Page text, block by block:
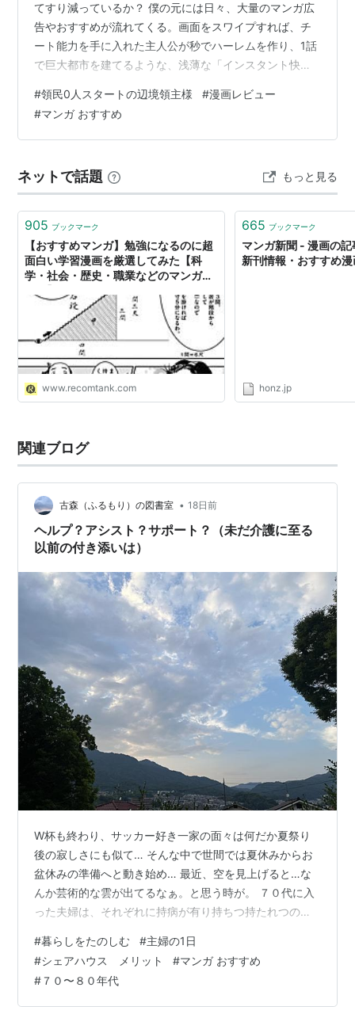
てすり減っているか？ 僕の元には日々、大量のマンガ広
告やおすすめが流れてくる。画面をスワイプすれば、チ
ート能力を手に入れた主人公が秒でハーレムを作り、1話
で巨大都市を建てるような、浅薄な「インスタント快楽
た課金は数えたらきりがなく、数字のためにユーザーの
脳汁を絞り出す地獄のデスマーチを回していた僕から言
わせてもらえば、あんなものはマンガじゃない。ただの
校1年で父親が自殺し、心にぽっかりと開いた巨大な穴を
埋められないまま生きてきた。学校では…
#領民0人スタートの辺境領主様 #漫画レビュー
#マンガ おすすめ
ネットで話題 もっと見る
905 ブックマーク
【おすすめマンガ】勉強になるのに超
面白い学習漫画を厳選してみた【科
学・社会・歴史・職業などのマンガま
www.recomtank.com
665 ブックマーク
マンガ新聞 - 漫画の
新刊情報・おすすめ
honz.jp
関連ブログ
古森（ふるもり）の図書室 • 18日前
ヘルプ？アシスト？サポート？（未だ介護に至る
以前の付き添いは）
W杯も終わり、サッカー好き一家の面々は何だか夏祭り
後の寂しさにも似て… そんな中で世間では夏休みからお
盆休みの準備へと動き始め… 最近、空を見上げると…な
んか芸術的な雲が出てるなぁ。と思う時が。 ７０代に入
った夫婦は、それぞれに持病が有り持ちつ持たれつの助
相手をサポートし、アシスト的役割を補い、それぞれの
得意分野（苦手では無い，と言う程度のも😅）を、と担
当を分けることが出来れば、お互いを必要とする気持ち
で仲良く（？）続けられそうな共同生活。 もう、夫婦と
#暮らしをたのしむ #主婦の1日
#シェアハウス メリット #マンガ おすすめ
# ７０〜８０年代